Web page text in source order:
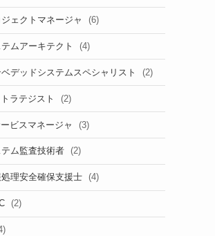
ジェクトマネージャ (6)
ムアーキテクト (4)
ベデッドシステムスペシャリスト (2)
トラテジスト (2)
ービスマネージャ (3)
テム監査技術者 (2)
理安全確保支援士 (4)
(2)